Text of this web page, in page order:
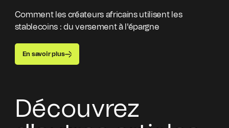
Comment les créateurs africains utilisent les
stablecoins : du versement à l'épargne
En savoir plus
Découvrez